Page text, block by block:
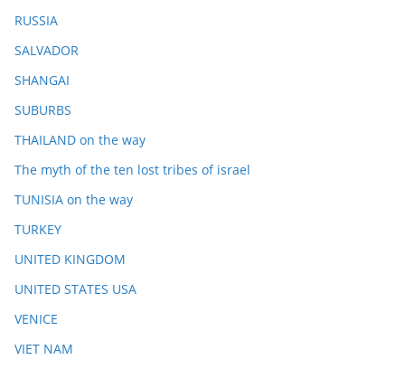
RUSSIA
SALVADOR
SHANGAI
SUBURBS
THAILAND on the way
The myth of the ten lost tribes of israel
TUNISIA on the way
TURKEY
UNITED KINGDOM
UNITED STATES USA
VENICE
VIET NAM